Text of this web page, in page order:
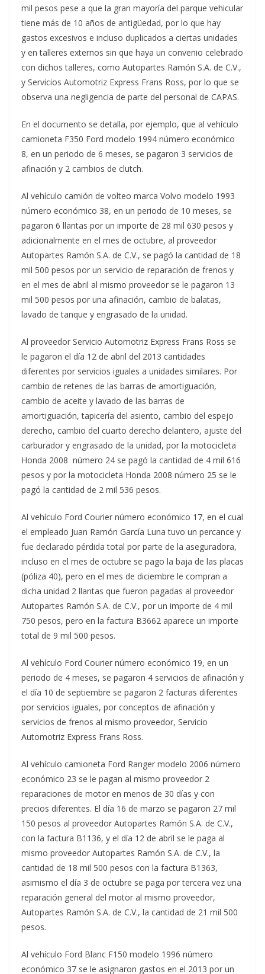
mil pesos pese a que la gran mayoría del parque vehicular
tiene más de 10 años de antigüedad, por lo que hay
gastos excesivos e incluso duplicados a ciertas unidades
y en talleres externos sin que haya un convenio celebrado
con dichos talleres, como Autopartes Ramón S.A. de C.V.,
y Servicios Automotriz Express Frans Ross, por lo que se
observa una negligencia de parte del personal de CAPAS.
En el documento se detalla, por ejemplo, que al vehículo
camioneta F350 Ford modelo 1994 número económico
8, en un periodo de 6 meses, se pagaron 3 servicios de
afinación y 2 cambios de clutch.
Al vehículo camión de volteo marca Volvo modelo 1993
número económico 38, en un periodo de 10 meses, se
pagaron 6 llantas por un importe de 28 mil 630 pesos y
adicionalmente en el mes de octubre, al proveedor
Autopartes Ramón S.A. de C.V., se pagó la cantidad de 18
mil 500 pesos por un servicio de reparación de frenos y
en el mes de abril al mismo proveedor se le pagaron 13
mil 500 pesos por una afinación, cambio de balatas,
lavado de tanque y engrasado de la unidad.
Al proveedor Servicio Automotriz Express Frans Ross se
le pagaron el día 12 de abril del 2013 cantidades
diferentes por servicios iguales a unidades similares. Por
cambio de retenes de las barras de amortiguación,
cambio de aceite y lavado de las barras de
amortiguación, tapicería del asiento, cambio del espejo
derecho, cambio del cuarto derecho delantero, ajuste del
carburador y engrasado de la unidad, por la motocicleta
Honda 2008 número 24 se pagó la cantidad de 4 mil 616
pesos y por la motocicleta Honda 2008 número 25 se le
pagó la cantidad de 2 mil 536 pesos.
Al vehículo Ford Courier número económico 17, en el cual
el empleado Juan Ramón García Luna tuvo un percance y
fue declarado pérdida total por parte de la aseguradora,
incluso en el mes de octubre se pago la baja de las placas
(póliza 40), pero en el mes de diciembre le compran a
dicha unidad 2 llantas que fueron pagadas al proveedor
Autopartes Ramón S.A. de C.V., por un importe de 4 mil
750 pesos, pero en la factura B3662 aparece un importe
total de 9 mil 500 pesos.
Al vehículo Ford Courier número económico 19, en un
periodo de 4 meses, se pagaron 4 servicios de afinación y
el día 10 de septiembre se pagaron 2 facturas diferentes
por servicios iguales, por conceptos de afinación y
servicios de frenos al mismo proveedor, Servicio
Automotriz Express Frans Ross.
Al vehículo camioneta Ford Ranger modelo 2006 número
económico 23 se le pagan al mismo proveedor 2
reparaciones de motor en menos de 30 días y con
precios diferentes. El día 16 de marzo se pagaron 27 mil
150 pesos al proveedor Autopartes Ramón S.A. de C.V.,
con la factura B1136, y el día 12 de abril se le paga al
mismo proveedor Autopartes Ramón S.A. de C.V., la
cantidad de 18 mil 500 pesos con la factura B1363,
asimismo el día 3 de octubre se paga por tercera vez una
reparación general del motor al mismo proveedor,
Autopartes Ramón S.A. de C.V., la cantidad de 21 mil 500
pesos.
Al vehículo Ford Blanc F150 modelo 1996 número
económico 37 se le asignaron gastos en el 2013 por un